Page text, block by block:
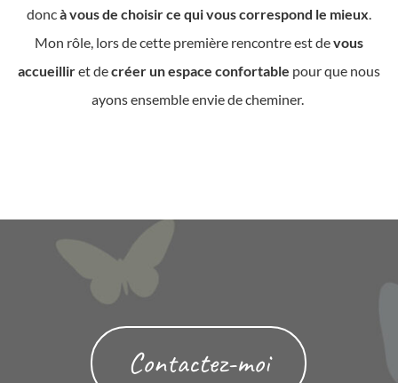
doncà vous de choisir ce qui vous correspond le mieux.
Mon rôle, lors de cette première rencontre est devous
accueilliret decréer un espace confortable pour que nous
ayons ensemble envie de cheminer.
Contactez-moi